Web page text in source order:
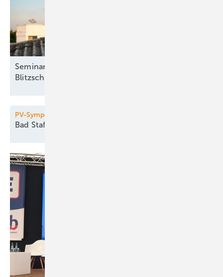
Seminar: Basisqualifikation für die
Blitzschutzfachkraft
PV-Symposium
Bad Staffelstein lädt wieder